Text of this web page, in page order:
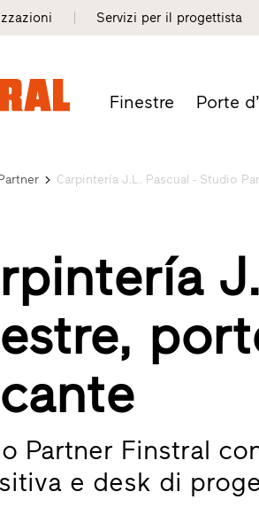
Servizi per il progettista
Finestre Porte
Carpintería J.L. Pascual - Studio
Partner Finstral
e desk di